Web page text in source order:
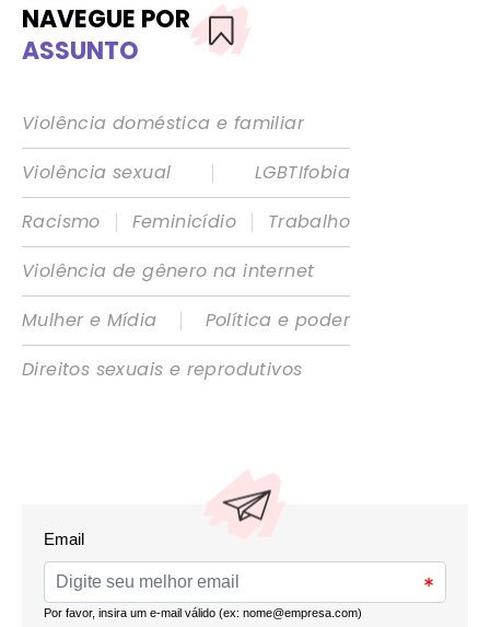
NAVEGUE POR
ASSUNTO
Violência doméstica e familiar
Violência sexual
|
LGBTIfobia
Racismo
| Feminicídio |
Trabalho
Violência de gênero na internet
Mulher e Mídia
|
Política e poder
Direitos sexuais e reprodutivos